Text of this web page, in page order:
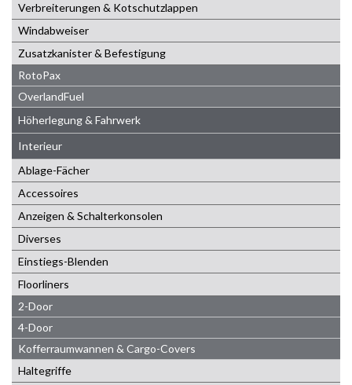
Verbreiterungen & Kotschutzlappen
Windabweiser
Zusatzkanister & Befestigung
RotoPax
OverlandFuel
Höherlegung & Fahrwerk
Interieur
Ablage-Fächer
Accessoires
Anzeigen & Schalterkonsolen
Diverses
Einstiegs-Blenden
Floorliners
2-Door
4-Door
Kofferraumwannen & Cargo-Covers
Haltegriffe